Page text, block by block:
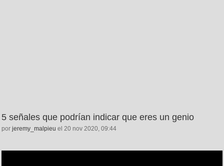
5 señales que podrían indicar que eres un genio
por jeremy_malpieu el 20 nov 2020, 09:44